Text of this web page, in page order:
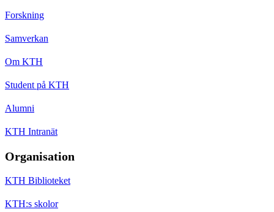
Forskning
Samverkan
Om KTH
Student på KTH
Alumni
KTH Intranät
Organisation
KTH Biblioteket
KTH:s skolor